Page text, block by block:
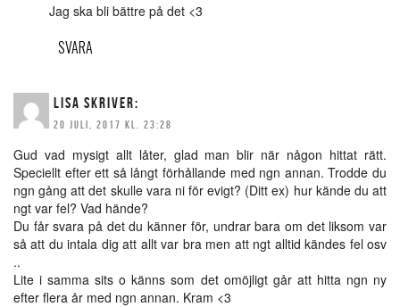
Jag ska bli bättre på det <3
SVARA
LISA SKRIVER:
20 JULI, 2017 KL. 23:28
Gud vad mysigt allt låter, glad man blir när någon hittat rätt.
Speciellt efter ett så långt förhållande med ngn annan. Trodde du
ngn gång att det skulle vara ni för evigt? (Ditt ex) hur kände du att
ngt var fel? Vad hände?
Du får svara på det du känner för, undrar bara om det liksom var
så att du intala dig att allt var bra men att ngt alltid kändes fel osv
..
Lite i samma sits o känns som det omöjligt går att hitta ngn ny
efter flera år med ngn annan. Kram <3